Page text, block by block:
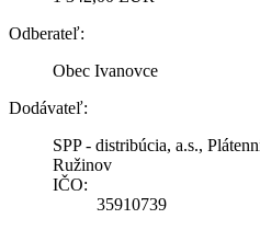
Odberateľ:
Obec Ivanovce
Dodávateľ:
SPP - distribúcia, a.s.,
Ružinov
IČO:
35910739